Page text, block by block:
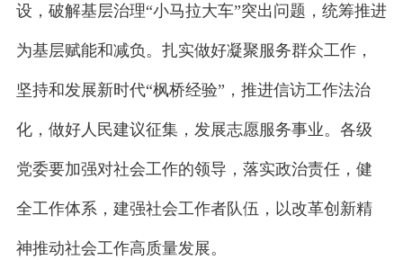
设，破解基层治理“小马拉大车”突出问题，统筹推进
为基层赋能和减负。扎实做好凝聚服务群众工作，
坚持和发展新时代“枫桥经验”，推进信访工作法治
化，做好人民建议征集，发展志愿服务事业。各级
党委要加强对社会工作的领导，落实政治责任，健
全工作体系，建强社会工作者队伍，以改革创新精
神推动社会工作高质量发展。